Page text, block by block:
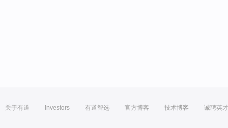
关于有道 Investors 有道智选 官方博客 技术博客 诚聘英才